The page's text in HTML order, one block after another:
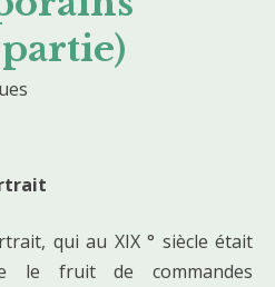
qui au XIX ° siècle était
le fruit de commandes